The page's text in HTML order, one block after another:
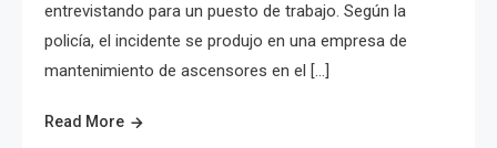
entrevistando para un puesto de trabajo. Según la
policía, el incidente se produjo en una empresa de
mantenimiento de ascensores en el […]
Read More